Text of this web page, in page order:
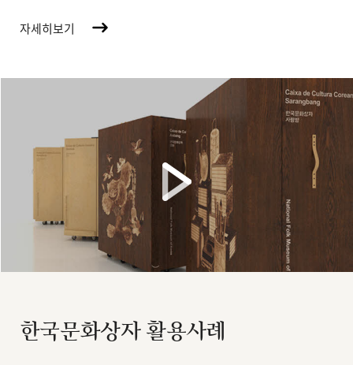
자세히보기
한국문화상자 활용사례